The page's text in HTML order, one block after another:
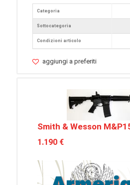
Categoria
Sottocategoria
Condizioni articolo
aggiungi a preferiti
Smith & Wesson
1.190 €